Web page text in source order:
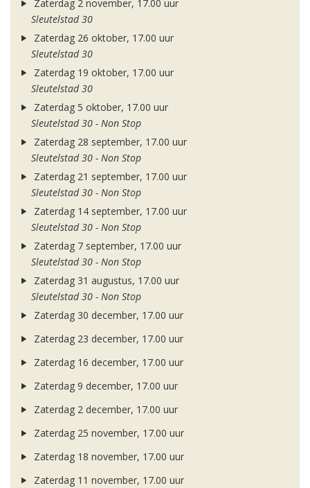
Zaterdag 2 november, 17.00 uur
Sleutelstad 30
Zaterdag 26 oktober, 17.00 uur
Sleutelstad 30
Zaterdag 19 oktober, 17.00 uur
Sleutelstad 30
Zaterdag 5 oktober, 17.00 uur
Sleutelstad 30 - Non Stop
Zaterdag 28 september, 17.00 uur
Sleutelstad 30 - Non Stop
Zaterdag 21 september, 17.00 uur
Sleutelstad 30 - Non Stop
Zaterdag 14 september, 17.00 uur
Sleutelstad 30 - Non Stop
Zaterdag 7 september, 17.00 uur
Sleutelstad 30 - Non Stop
Zaterdag 31 augustus, 17.00 uur
Sleutelstad 30 - Non Stop
Zaterdag 30 december, 17.00 uur
Zaterdag 23 december, 17.00 uur
Zaterdag 16 december, 17.00 uur
Zaterdag 9 december, 17.00 uur
Zaterdag 2 december, 17.00 uur
Zaterdag 25 november, 17.00 uur
Zaterdag 18 november, 17.00 uur
Zaterdag 11 november, 17.00 uur